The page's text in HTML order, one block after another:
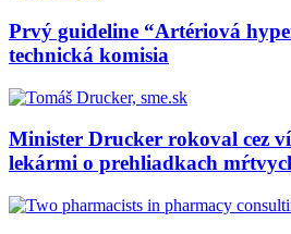
Prvý guideline “Artériová
technická komisia
Minister Drucker rokoval cez
lekármi o prehliadkach